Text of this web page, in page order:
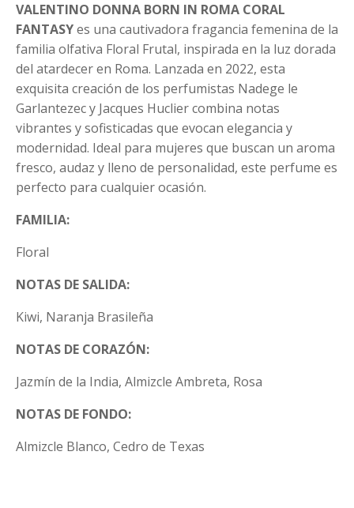
VALENTINO DONNA BORN IN ROMA CORAL
FANTASYes una cautivadora fragancia femenina de la
familia olfativa Floral Frutal, inspirada en la luz dorada
del atardecer en Roma. Lanzada en 2022, esta
exquisita creación de los perfumistas Nadege le
Garlantezec y Jacques Huclier combina notas
vibrantes y sofisticadas que evocan elegancia y
modernidad. Ideal para mujeres que buscan un aroma
fresco, audaz y lleno de personalidad, este perfume es
perfecto para cualquier ocasión.
FAMILIA:
Floral
NOTAS DE SALIDA:
Kiwi, Naranja Brasileña
NOTAS DE CORAZÓN:
Jazmín de la India, Almizcle Ambreta, Rosa
NOTAS DE FONDO:
Almizcle Blanco, Cedro de Texas